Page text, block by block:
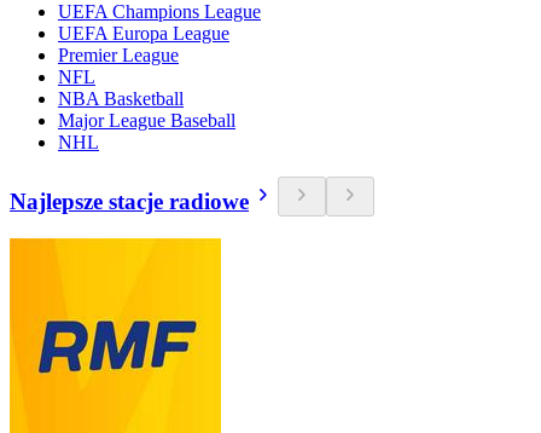
UEFA Champions League
UEFA Europa League
Premier League
NFL
NBA Basketball
Major League Baseball
NHL
Najlepsze stacje radiowe